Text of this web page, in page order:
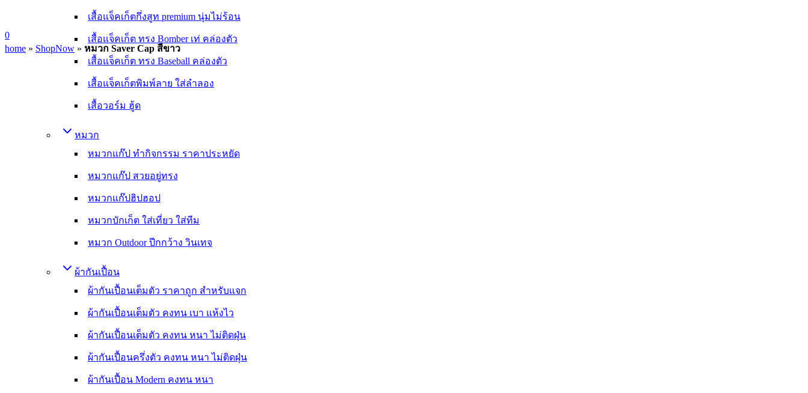
เสื้อแจ็คเก็ตกึ่งสูท premium นุ่มไม่ร้อน
เสื้อแจ็คเก็ต ทรง Bomber เท่ คล่องตัว
เสื้อแจ็คเก็ต ทรง Baseball คล่องตัว
เสื้อแจ็คเก็ตพิมพ์ลาย ใส่ลำลอง
เสื้อวอร์ม ฮู้ด
หมวก
หมวกแก๊ป ทำกิจกรรม ราคาประหยัด
หมวกแก๊ป สวยอยู่ทรง
หมวกแก๊ปฮิปฮอป
หมวกบักเก็ต ใส่เที่ยว ใส่ทีม
หมวก Outdoor ปีกกว้าง วินเทจ
ผ้ากันเปื้อน
ผ้ากันเปื้อนเต็มตัว ราคาถูก สำหรับแจก
ผ้ากันเปื้อนเต็มตัว คงทน เบา แห้งไว
ผ้ากันเปื้อนเต็มตัว คงทน หนา ไม่ติดฝุ่น
ผ้ากันเปื้อนครึ่งตัว คงทน หนา ไม่ติดฝุ่น
ผ้ากันเปื้อน Modern คงทน หนา
0
home » ShopNow » หมวก Saver Cap สีขาว